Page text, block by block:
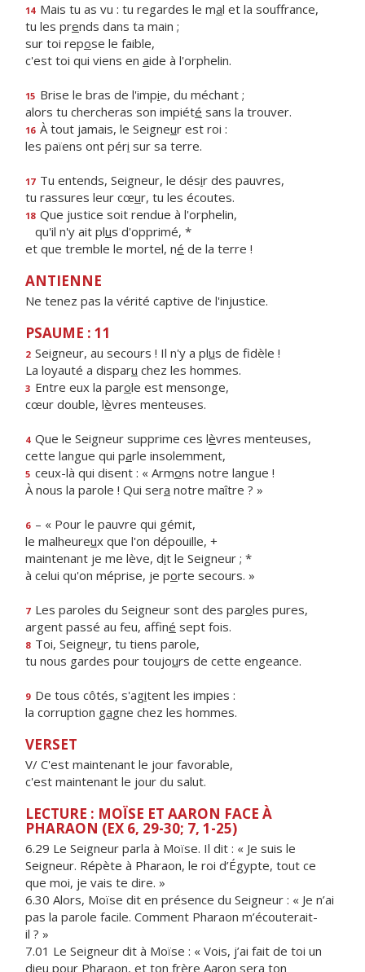
14 Mais tu as vu : tu regardes le mal et la souffrance,
tu les prends dans ta main ;
sur toi repose le faible,
c'est toi qui viens en aide à l'orphelin.
15 Brise le bras de l'impie, du méchant ;
alors tu chercheras son impiété sans la trouver.
16 À tout jamais, le Seigneur est roi :
les païens ont péri sur sa terre.
17 Tu entends, Seigneur, le désir des pauvres,
tu rassures leur cœur, tu les écoutes.
18 Que justice soit rendue à l'orphelin,
qu'il n'y ait plus d'opprimé, *
et que tremble le mortel, né de la terre !
ANTIENNE
Ne tenez pas la vérité captive de l'injustice.
PSAUME : 11
2 Seigneur, au secours ! Il n'y a plus de fidèle !
La loyauté a disparu chez les hommes.
3 Entre eux la parole est mensonge,
cœur double, lèvres menteuses.
4 Que le Seigneur supprime ces lèvres menteuses,
cette langue qui parle insolemment,
5 ceux-là qui disent : « Armons notre langue !
À nous la parole ! Qui sera notre maître ? »
6 – « Pour le pauvre qui gémit,
le malheureux que l'on dépouille, +
maintenant je me lève, dit le Seigneur ; *
à celui qu'on méprise, je porte secours. »
7 Les paroles du Seigneur sont des paroles pures,
argent passé au feu, affiné sept fois.
8 Toi, Seigneur, tu tiens parole,
tu nous gardes pour toujours de cette engeance.
9 De tous côtés, s'agitent les impies :
la corruption gagne chez les hommes.
VERSET
V/ C'est maintenant le jour favorable,
c'est maintenant le jour du salut.
LECTURE : MOÏSE ET AARON FACE À
PHARAON (EX 6, 29-30; 7, 1-25)
6.29 Le Seigneur parla à Moïse. Il dit : « Je suis le
Seigneur. Répète à Pharaon, le roi d’Égypte, tout ce
que moi, je vais te dire. »
6.30 Alors, Moïse dit en présence du Seigneur : « Je n’ai
pas la parole facile. Comment Pharaon m’écouterait-
il ? »
7.01 Le Seigneur dit à Moïse : « Vois, j’ai fait de toi un
dieu pour Pharaon, et ton frère Aaron sera ton